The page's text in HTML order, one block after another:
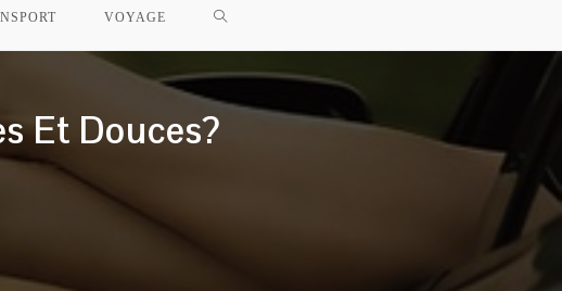
VOYAGE TOGGLE
WEBSITE
Et Douces?